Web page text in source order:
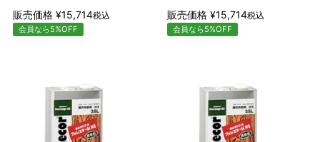
販売価格 ¥15,714税込
会員なら5%OFF
販売価格 ¥15,714税込
会員なら5%OFF